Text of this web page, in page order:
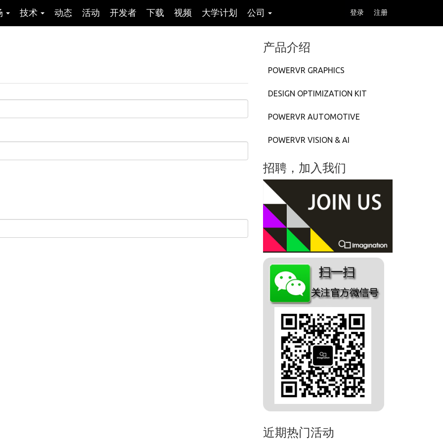
技术 动态 活动 开发者 下载 视频 大学计划 公司 登录 注册
产品介绍
POWERVR GRAPHICS
DESIGN OPTIMIZATION KIT
POWERVR AUTOMOTIVE
POWERVR VISION & AI
招聘，加入我们
近期热门活动